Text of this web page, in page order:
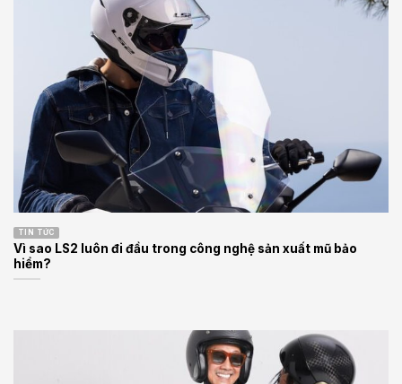
TIN TỨC
Vì sao LS2 luôn đi đầu trong công nghệ sản xuất mũ bảo
hiểm?